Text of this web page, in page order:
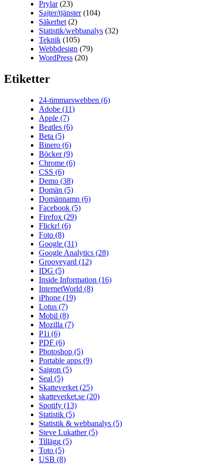
Prylar(23)
Sajter/tjänster(104)
Säkerhet(2)
Statistik/webbanalys (32)
Teknik (105)
Webbdesign (79)
WordPress (20)
Etiketter
24-timmarswebben (6)
Adobe (11)
Apple (7)
Beatles (6)
Beta (5)
Binero (6)
Böcker(9)
Chrome (6)
CSS (6)
Demo (38)
Domän (5)
Domännamn (6)
Facebook (5)
Firefox (29)
Flickr! (6)
Foto (8)
Google (31)
Google Analytics (28)
Grooveyard (12)
IDG (5)
Inside Information (16)
InternetWorld (8)
iPhone (19)
Lotus (7)
Mobil (8)
Mozilla (7)
P1i (6)
PDF (6)
Photoshop (5)
Portable apps (9)
Saigon (5)
Seal (5)
Skatteverket (25)
skatteverket.se (20)
Spotify (13)
Statistik (5)
Statistik & webbanalys (5)
Steve Lukather(5)
Tillägg (5)
Toto (5)
USB (8)